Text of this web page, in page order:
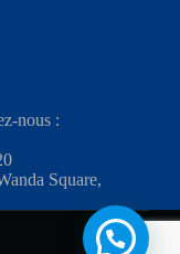
nous :
Square,